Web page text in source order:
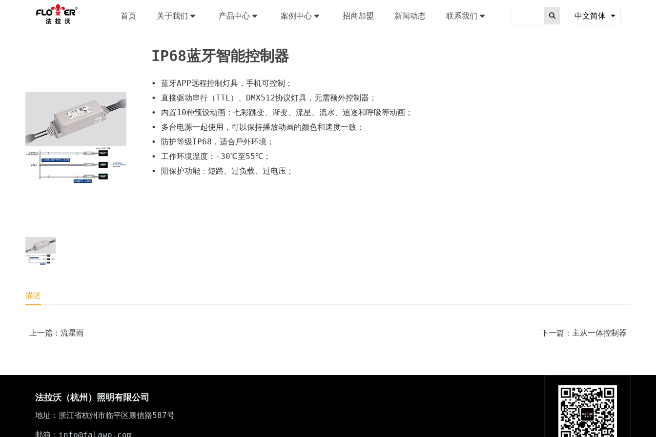
首页 关于我们 产品中心 案例中心 招商加盟 新闻动态 联系我们 中文简体
IP68蓝牙智能控制器
• 蓝⽛APP远程控制灯具，⼿机可控制；
• 直接驱动串⾏（TTL）、DMX512协议灯具，⽆需额外控制器；
• 内置10种预设动画：七彩跳变、渐变、流星、流⽔、追逐和呼吸等动画；
• 多台电源⼀起使⽤，可以保持播放动画的颜⾊和速度⼀致；
• 防护等级IP68，适合⼾外环境；
• ⼯作环境温度：-30℃⾄55℃；
• 阻保护功能：短路、过负载、过电压；
描述
上一篇：流星雨 下一篇：主从一体控制器
法拉沃（杭州）照明有限公司
地址：浙江省杭州市临平区康信路587号
邮箱：info@falawo.com